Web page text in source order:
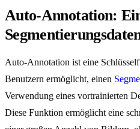
Auto-Annotation:
Auto-Annotation ist eine
Benutzern ermöglicht, einen
Verwendung eines vortrainierten
Diese Funktion ermöglicht eine